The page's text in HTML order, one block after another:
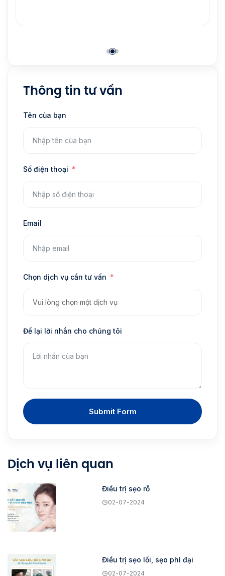
Thông tin tư vấn
Tên của bạn
Số điện thoại
Email
Chọn dịch vụ cần tư vấn
Để lại lời nhắn cho chúng tôi
Submit Form
Dịch vụ liên quan
Điều trị sẹo rỗ
02-07-2024
Điều trị sẹo lồi, sẹo phì đại
02-07-2024